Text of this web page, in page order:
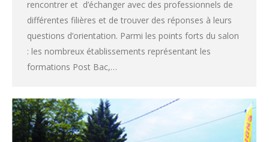
rencontrer et d’échanger avec des professionnels de
différentes filières et de trouver des réponses à leurs
questions d’orientation. Parmi les points forts du salon
: les nombreux établissements représentant les
formations Post Bac,…